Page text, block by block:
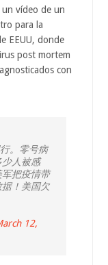
un vídeo de un
para la
EEUU, donde
post mortem
con
。零号病
少人被感
把疫情带
！美国欠
12,